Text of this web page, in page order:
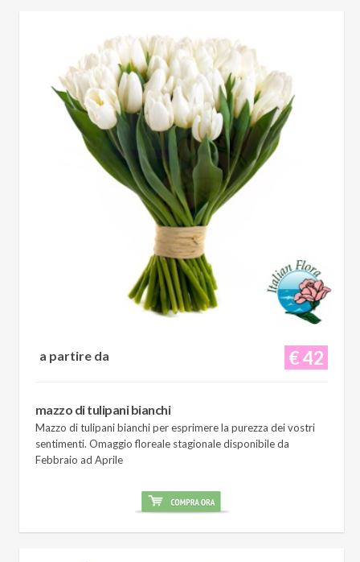
€ 42
a partire da
mazzo di tulipani bianchi
Mazzo di tulipani bianchi per esprimere la purezza dei vostri
sentimenti. Omaggio floreale stagionale disponibile da
Febbraio ad Aprile